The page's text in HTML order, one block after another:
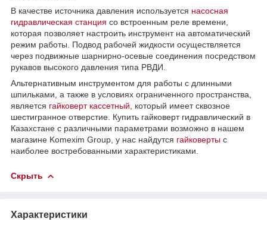
В качестве источника давления используется насосная
гидравлическая станция со встроенным реле времени,
которая позволяет настроить инструмент на автоматический
режим работы. Подвод рабочей жидкости осуществляется
через подвижные шарнирно-осевые соединения посредством
рукавов высокого давления типа РВДИ.
Альтернативным инструментом для работы с длинными
шпильками, а также в условиях ограниченного пространства,
является гайковерт кассетный , который имеет сквозное
шестигранное отверстие. Купить гайковерт гидравлический в
Казахстане с различными параметрами возможно в нашем
магазине Komexim Group, у нас найдутся гайковерты с
наиболее востребованными характеристиками.
Скрыть
Характеристики